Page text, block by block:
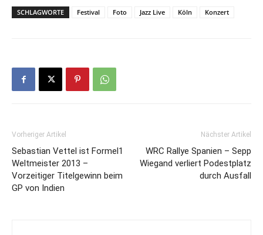
SCHLAGWORTE Festival Foto Jazz Live Köln Konzert
Vorheriger Artikel
Sebastian Vettel ist Formel1
Weltmeister 2013 –
Vorzeitiger Titelgewinn beim
GP von Indien
Nächster Artikel
WRC Rallye Spanien – Sepp
Wiegand verliert Podestplatz
durch Ausfall